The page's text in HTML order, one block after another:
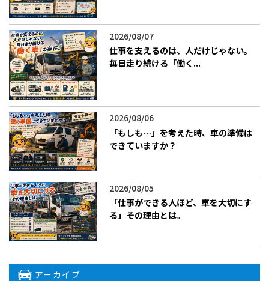
2026/08/07
仕事を支えるのは、人だけじゃない。
毎日走り続ける「働く...
2026/08/06
「もしも…」を考えた時、車の準備は
できていますか？
2026/08/05
「仕事ができる人ほど、車を大切にす
る」その理由とは。
アーカイブ